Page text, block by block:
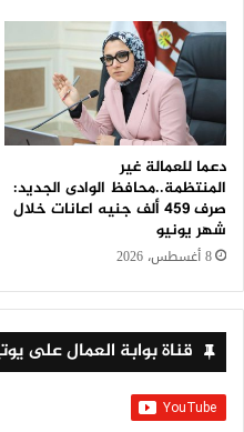
دعما للعمالة غير
المنتظمة..محافظ الوادى الجديد:
صرف 459 ألف جنيه اعانات خلال
شهر يونيو
8 أغسطس، 2026
قناة بوابة العمال على